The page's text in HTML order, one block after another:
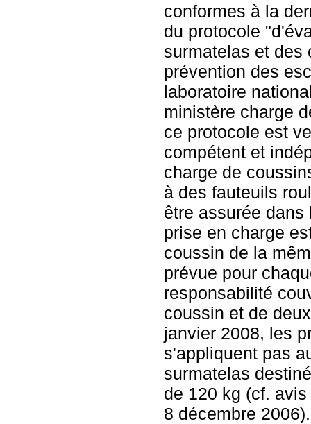
conformes à la
du protocole
surmatelas et des
prévention des
laboratoire
ministère charge
ce protocole est
compétent et
charge de
à des fauteuils
être assurée
prise en charge
coussin de la
prévue pour
responsabilité
coussin et de
janvier 2008, les
s'appliquent pas
surmatelas
de 120 kg (cf.
8 décembre 2006).